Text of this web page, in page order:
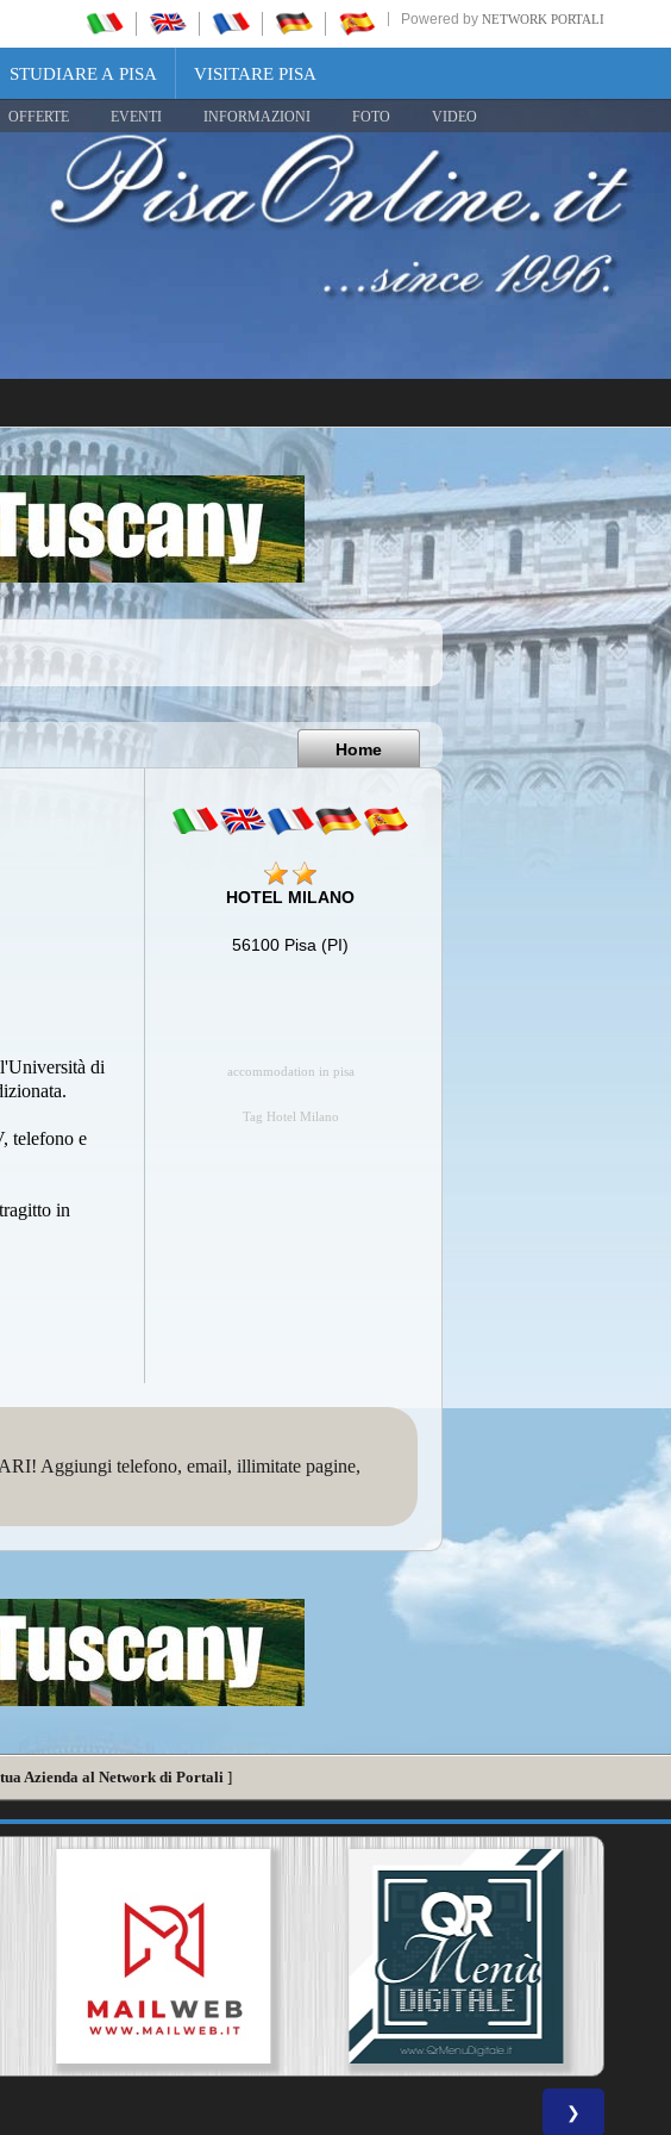
Powered by NETWORK PORTALI
STUDIARE A PISA VISITARE PISA
OFFERTE EVENTI INFORMAZIONI FOTO VIDEO
Share
Pisa
Italy
Home
di
telefono e
in
HOTEL MILANO
56100 Pisa (PI)
accommodation in pisa
Tag Hotel Milano
Aggiungi telefono, email, illimitate pagine,
Azienda al Network di Portali]
❯